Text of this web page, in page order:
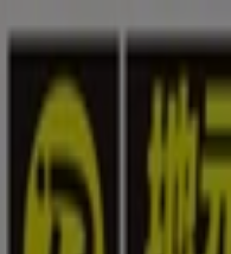
あなたはここにいる：
大阪市